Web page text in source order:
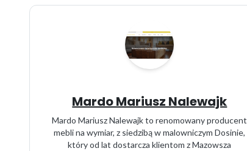
Mardo Mariusz Nalewajk
Mardo Mariusz Nalewajk to renomowany producent
mebli na wymiar, z siedzibą w malowniczym Dosinie,
który od lat dostarcza klientom z Mazowsza